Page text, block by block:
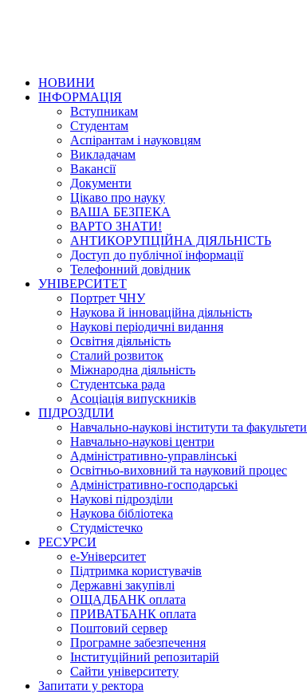
НОВИНИ
ІНФОРМАЦІЯ
Вступникам
Студентам
Аспірантам і науковцям
Викладачам
Вакансії
Документи
Цікаво про науку
ВАША БЕЗПЕКА
ВАРТО ЗНАТИ!
АНТИКОРУПЦІЙНА ДІЯЛЬНІСТЬ
Доступ до публічної інформації
Телефонний довідник
УНІВЕРСИТЕТ
Портрет ЧНУ
Наукова й інноваційна діяльність
Наукові періодичні видання
Освітня діяльність
Сталий розвиток
Міжнародна діяльність
Студентська рада
Асоціація випускників
ПІДРОЗДІЛИ
Навчально-наукові інститути та факультети
Навчально-наукові центри
Адміністративно-управлінські
Освітньо-виховний та науковий процес
Адміністративно-господарські
Наукові підрозділи
Наукова бібліотека
Студмістечко
РЕСУРСИ
е-Університет
Підтримка користувачів
Державні закупівлі
ОЩАДБАНК оплата
ПРИВАТБАНК оплата
Поштовий сервер
Програмне забезпечення
Інституційний репозитарій
Сайти університету
Запитати у ректора